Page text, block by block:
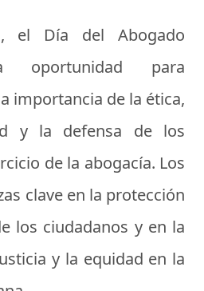
el Día del Abogado
oportunidad para
importancia de la ética,
y la defensa de los
de la abogacía. Los
clave en la protección
los ciudadanos y en la
y la equidad en la